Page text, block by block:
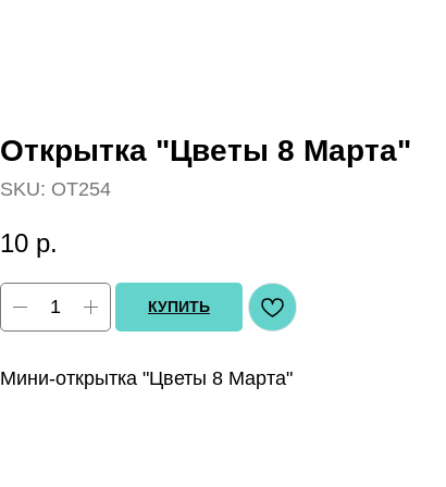
Открытка "Цветы 8 Марта"
SKU: OT254
10 р.
КУПИТЬ
Мини-открытка "Цветы 8 Марта"